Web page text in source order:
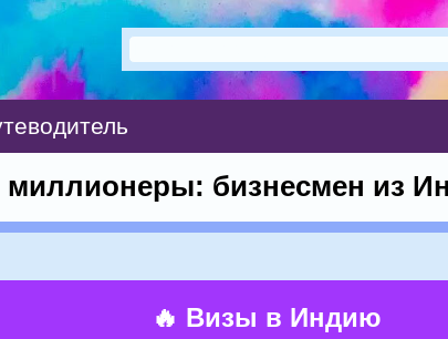
миллионеры: бизнесмен из
🔥 Визы в Индию